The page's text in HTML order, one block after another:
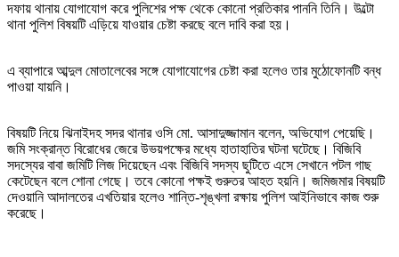
দফায় থানায় যোগাযোগ করে পুলিশের পক্ষ থেকে কোনো প্রতিকার পাননি তিনি। উল্টো
থানা পুলিশ বিষয়টি এড়িয়ে যাওয়ার চেষ্টা করছে বলে দাবি করা হয়।
এ ব্যাপারে আব্দুল মোতালেবের সঙ্গে যোগাযোগের চেষ্টা করা হলেও তার মুঠোফোনটি বন্ধ
পাওয়া যায়নি।
বিষয়টি নিয়ে ঝিনাইদহ সদর থানার ওসি মো. আসাদুজ্জামান বলেন, অভিযোগ পেয়েছি।
জমি সংক্রান্ত বিরোধের জেরে উভয়পক্ষের মধ্যে হাতাহাতির ঘটনা ঘটেছে। বিজিবি
সদস্যের বাবা জমিটি লিজ দিয়েছেন এবং বিজিবি সদস্য ছুটিতে এসে সেখানে পটল গাছ
কেটেছেন বলে শোনা গেছে। তবে কোনো পক্ষই গুরুতর আহত হয়নি। জমিজমার বিষয়টি
দেওয়ানি আদালতের এখতিয়ার হলেও শান্তি-শৃঙ্খলা রক্ষায় পুলিশ আইনিভাবে কাজ শুরু
করেছে।